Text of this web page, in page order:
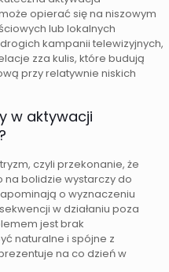
opierać się na niszowym
lub lokalnych
kampanii telewizyjnych,
zza kulis, które budują
przy relatywnie niskich
w aktywacji
czyli przekonanie, że
bolidzie wystarczy do
o wyznaczeniu
w działaniu poza
jest brak
naturalne i spójne z
na co dzień w